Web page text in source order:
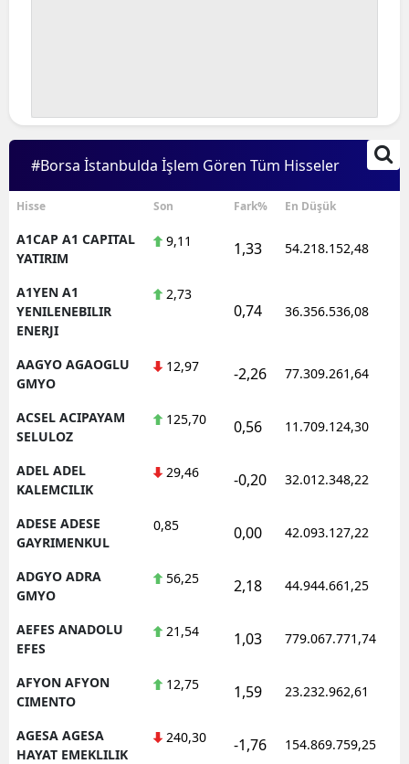
#Borsa İstanbulda İşlem Gören Tüm Hisseler
Hisse Son Fark% En Düşük
A1CAP A1 CAPITAL
YATIRIM
9,11 1,33 54.218.152,48
A1YEN A1
YENILENEBILIR
ENERJI
2,73
0,74 36.356.536,08
AAGYO AGAOGLU
GMYO
12,97 -2,26 77.309.261,64
ACSEL ACIPAYAM
SELULOZ
125,70 0,56 11.709.124,30
ADEL ADEL
KALEMCILIK
29,46 -0,20 32.012.348,22
ADESE ADESE
GAYRIMENKUL
0,85 0,00 42.093.127,22
ADGYO ADRA
GMYO
56,25 2,18 44.944.661,25
AEFES ANADOLU
EFES
21,54 1,03 779.067.771,74
AFYON AFYON
CIMENTO
12,75 1,59 23.232.962,61
AGESA AGESA
HAYAT EMEKLILIK
240,30 -1,76 154.869.759,25